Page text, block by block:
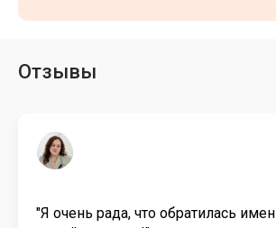
Отзывы
"Я очень рада, что обратилась